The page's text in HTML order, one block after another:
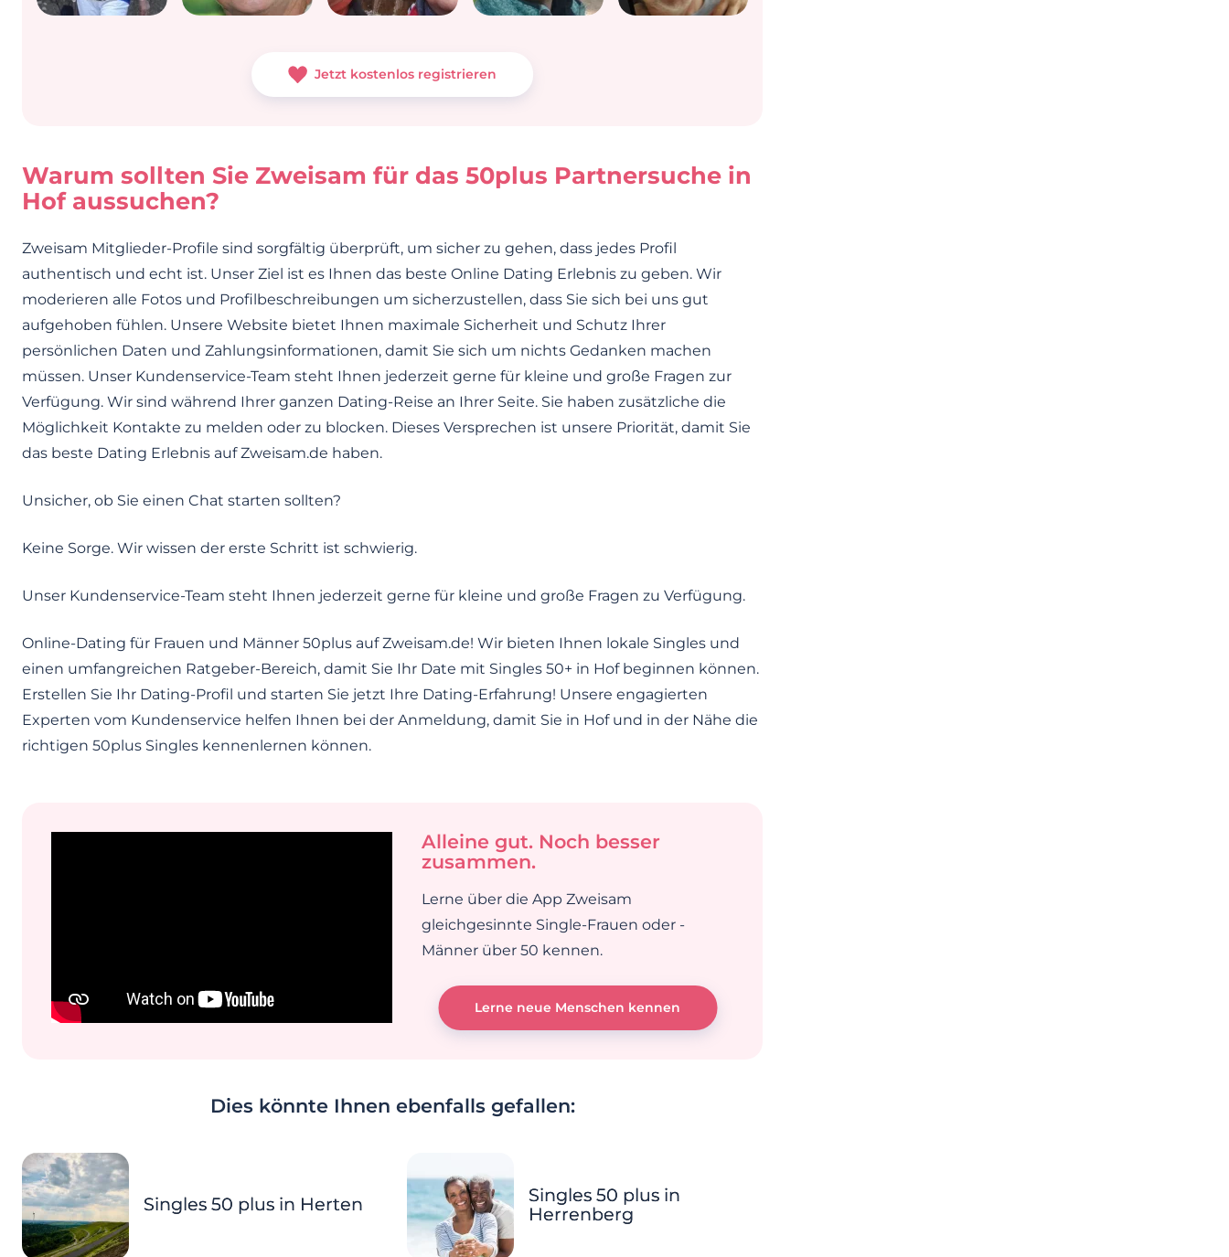
Jetzt kostenlos registrieren
Warum sollten Sie Zweisam für das 50plus Partnersuche in
Hof aussuchen?
Zweisam Mitglieder-Profile sind sorgfältig überprüft, um sicher zu gehen, dass jedes Profil
authentisch und echt ist. Unser Ziel ist es Ihnen das beste Online Dating Erlebnis zu geben. Wir
moderieren alle Fotos und Profilbeschreibungen um sicherzustellen, dass Sie sich bei uns gut
aufgehoben fühlen. Unsere Website bietet Ihnen maximale Sicherheit und Schutz Ihrer
persönlichen Daten und Zahlungsinformationen, damit Sie sich um nichts Gedanken machen
müssen. Unser Kundenservice-Team steht Ihnen jederzeit gerne für kleine und große Fragen zur
Verfügung. Wir sind während Ihrer ganzen Dating-Reise an Ihrer Seite. Sie haben zusätzliche die
Möglichkeit Kontakte zu melden oder zu blocken. Dieses Versprechen ist unsere Priorität, damit Sie
das beste Dating Erlebnis auf Zweisam.de haben.
Unsicher, ob Sie einen Chat starten sollten?
Keine Sorge. Wir wissen der erste Schritt ist schwierig.
Unser Kundenservice-Team steht Ihnen jederzeit gerne für kleine und große Fragen zu Verfügung.
Online-Dating für Frauen und Männer 50plus auf Zweisam.de! Wir bieten Ihnen lokale Singles und
einen umfangreichen Ratgeber-Bereich, damit Sie Ihr Date mit Singles 50+ in Hof beginnen können.
Erstellen Sie Ihr Dating-Profil und starten Sie jetzt Ihre Dating-Erfahrung! Unsere engagierten
Experten vom Kundenservice helfen Ihnen bei der Anmeldung, damit Sie in Hof und in der Nähe die
richtigen 50plus Singles kennenlernen können.
Alleine gut. Noch besser
zusammen.
Lerne über die App Zweisam
gleichgesinnte Single-Frauen oder -
Männer über 50 kennen.
Lerne neue Menschen kennen
Dies könnte Ihnen ebenfalls gefallen:
Singles 50 plus in Herten
Singles 50 plus in
Herrenberg